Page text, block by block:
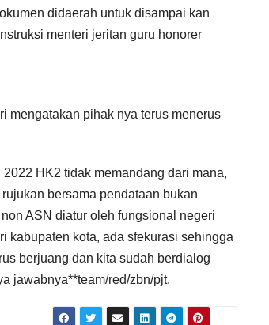
didaerah untuk disampai kan
menteri jeritan guru honorer
mengatakan pihak nya terus menerus
HK2 tidak memandang dari mana,
bersama pendataan bukan
ASN diatur oleh fungsional negeri
kabupaten kota, ada sfekurasi sehingga
berjuang dan kita sudah berdialog
jawabnya**team/red/zbn/pjt.